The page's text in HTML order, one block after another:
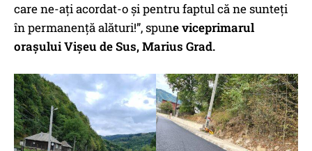
care ne-ați acordat-o și pentru faptul că ne sunteți
în permanență alături!”, spune viceprimarul
oraşului Vişeu de Sus, Marius Grad.